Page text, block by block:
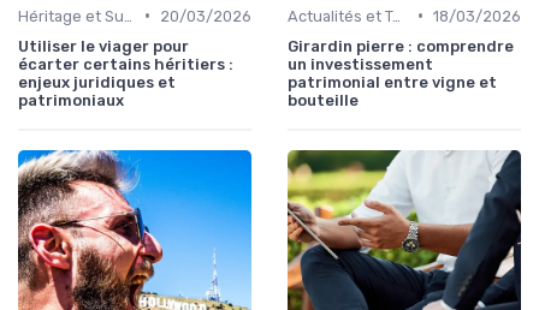
•
20/03/2026
Utiliser le viager pour
écarter certains héritiers :
enjeux juridiques et
patrimoniaux
Actualités et Tendances Financières • 18/03/2026
Girardin pierre : comprendre
un investissement
patrimonial entre vigne et
bouteille